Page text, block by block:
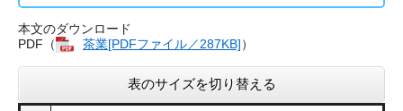
本文のダウンロード
PDF（
茶業[PDFファイル／287KB]）
表のサイズを切り替える